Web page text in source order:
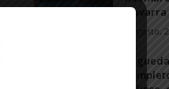
Navarra
1 agosto,